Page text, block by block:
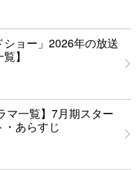
ショー」2026年の放送
】
マ一覧】7月期スター
・あらすじ